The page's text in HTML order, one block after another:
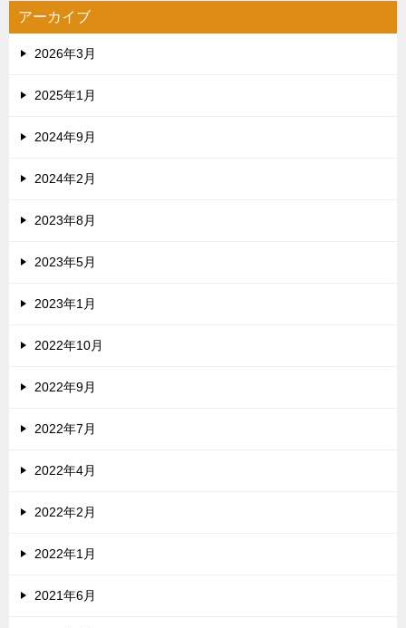
アーカイブ
2026年3月
2025年1月
2024年9月
2024年2月
2023年8月
2023年5月
2023年1月
2022年10月
2022年9月
2022年7月
2022年4月
2022年2月
2022年1月
2021年6月